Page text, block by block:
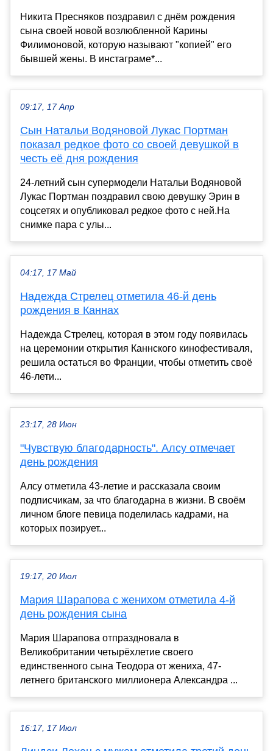
Никита Пресняков поздравил с днём рождения
сына своей новой возлюбленной Карины
Филимоновой, которую называют "копией" его
бывшей жены. В инстаграме*...
09:17, 17 Апр
Сын Натальи Водяновой Лукас Портман
показал редкое фото со своей девушкой в
честь её дня рождения
24-летний сын супермодели Натальи Водяновой
Лукас Портман поздравил свою девушку Эрин в
соцсетях и опубликовал редкое фото с ней.На
снимке пара с улы...
04:17, 17 Май
Надежда Стрелец отметила 46-й день
рождения в Каннах
Надежда Стрелец, которая в этом году появилась
на церемонии открытия Каннского кинофестиваля,
решила остаться во Франции, чтобы отметить своё
46-лети...
23:17, 28 Июн
"Чувствую благодарность". Алсу отмечает
день рождения
Алсу отметила 43-летие и рассказала своим
подписчикам, за что благодарна в жизни. В своём
личном блоге певица поделилась кадрами, на
которых позирует...
19:17, 20 Июл
Мария Шарапова с женихом отметила 4-й
день рождения сына
Мария Шарапова отпраздновала в
Великобритании четырёхлетие своего
единственного сына Теодора от жениха, 47-
летнего британского миллионера Александра ...
16:17, 17 Июл